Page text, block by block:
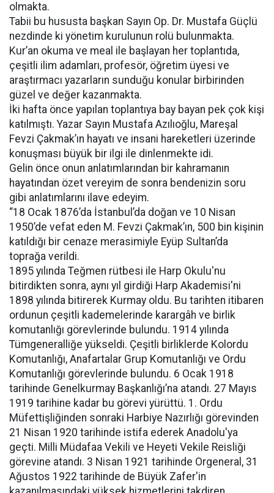
olmakta.
Tabii bu hususta başkan Sayın Op. Dr. Mustafa Güçlü
nezdinde ki yönetim kurulunun rolü bulunmakta.
Kur’an okuma ve meal ile başlayan her toplantıda,
çeşitli ilim adamları, profesör, öğretim üyesi ve
araştırmacı yazarların sunduğu konular birbirinden
güzel ve değer kazanmakta.
İki hafta önce yapılan toplantıya bay bayan pek çok kişi
katılmıştı. Yazar Sayın Mustafa Azılıoğlu, Mareşal
Fevzi Çakmak’ın hayatı ve insani hareketleri üzerinde
konuşması büyük bir ilgi ile dinlenmekte idi.
Gelin önce onun anlatımlarından bir kahramanın
hayatından özet vereyim de sonra bendenizin soru
gibi anlatımlarını ilave edeyim.
“18 Ocak 1876’da İstanbul’da doğan ve 10 Nisan
1950’de vefat eden M. Fevzi Çakmak’ın, 500 bin kişinin
katıldığı bir cenaze merasimiyle Eyüp Sultan’da
toprağa verildi.
1895 yılında Teğmen rütbesi ile Harp Okulu'nu
bitirdikten sonra, aynı yıl girdiği Harp Akademisi'ni
1898 yılında bitirerek Kurmay oldu. Bu tarihten itibaren
ordunun çeşitli kademelerinde karargâh ve birlik
komutanlığı görevlerinde bulundu. 1914 yılında
Tümgeneralliğe yükseldi. Çeşitli birliklerde Kolordu
Komutanlığı, Anafartalar Grup Komutanlığı ve Ordu
Komutanlığı görevlerinde bulundu. 6 Ocak 1918
tarihinde Genelkurmay Başkanlığı’na atandı. 27 Mayıs
1919 tarihine kadar bu görevi yürüttü. 1. Ordu
Müfettişliğinden sonraki Harbiye Nazırlığı görevinden
21 Nisan 1920 tarihinde istifa ederek Anadolu'ya
geçti. Milli Müdafaa Vekili ve Heyeti Vekile Reisliği
görevine atandı. 3 Nisan 1921 tarihinde Orgeneral, 31
Ağustos 1922 tarihinde de Büyük Zafer'in